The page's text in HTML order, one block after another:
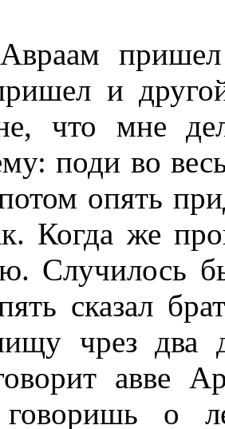
и
что мне
поди во
опять
Когда же
Случилось
сказал
чрез два
авве
говоришь о